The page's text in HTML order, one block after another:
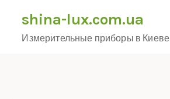
content
shina-lux.com.ua
Измерительные приборы в Киеве